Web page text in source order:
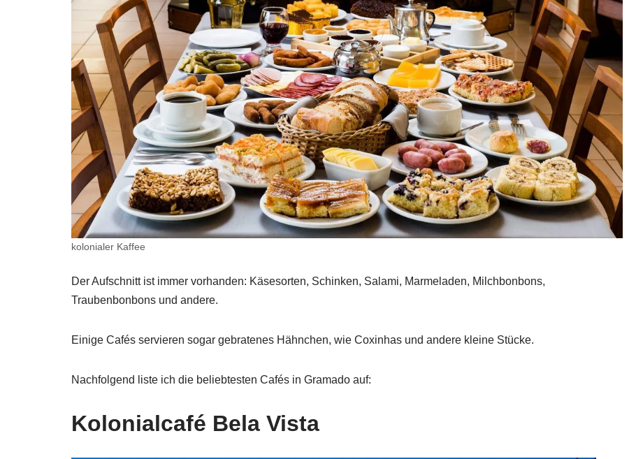
kolonialer Kaffee
Der Aufschnitt ist immer vorhanden: Käsesorten, Schinken, Salami, Marmeladen, Milchbonbons,
Traubenbonbons und andere.
Einige Cafés servieren sogar gebratenes Hähnchen, wie Coxinhas und andere kleine Stücke.
Nachfolgend liste ich die beliebtesten Cafés in Gramado auf:
Kolonialcafé Bela Vista